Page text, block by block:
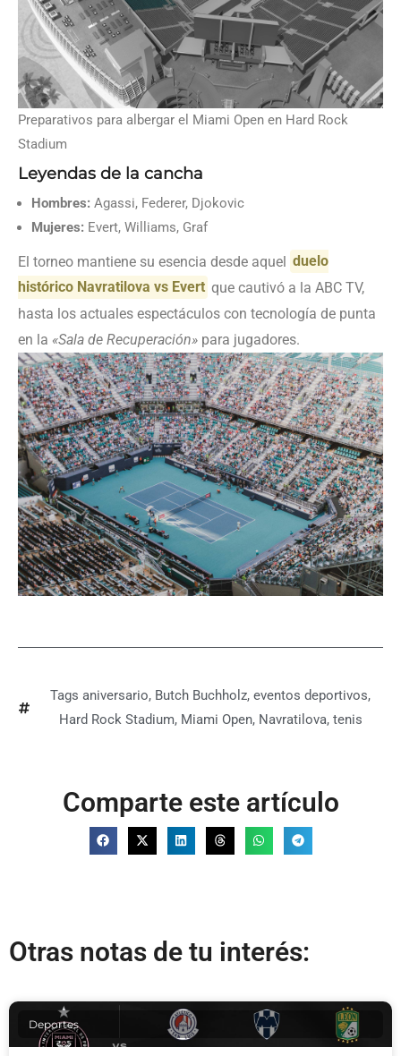
Preparativos para albergar el Miami Open en Hard Rock
Stadium
Leyendas de la cancha
Hombres: Agassi, Federer, Djokovic
Mujeres: Evert, Williams, Graf
El torneo mantiene su esencia desde aquel duelo
histórico Navratilova vs Evert que cautivó a la ABC TV,
hasta los actuales espectáculos con tecnología de punta
en la «Sala de Recuperación» para jugadores.
Tags aniversario, Butch Buchholz, eventos deportivos,
Hard Rock Stadium, Miami Open, Navratilova, tenis
Comparte este artículo
Otras notas de tu interés:
Deportes